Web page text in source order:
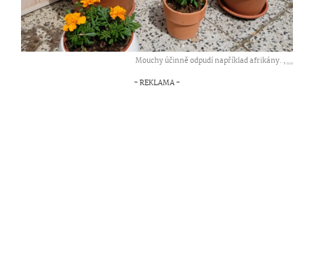
Mouchy účinně odpudí například afrikány. ,...